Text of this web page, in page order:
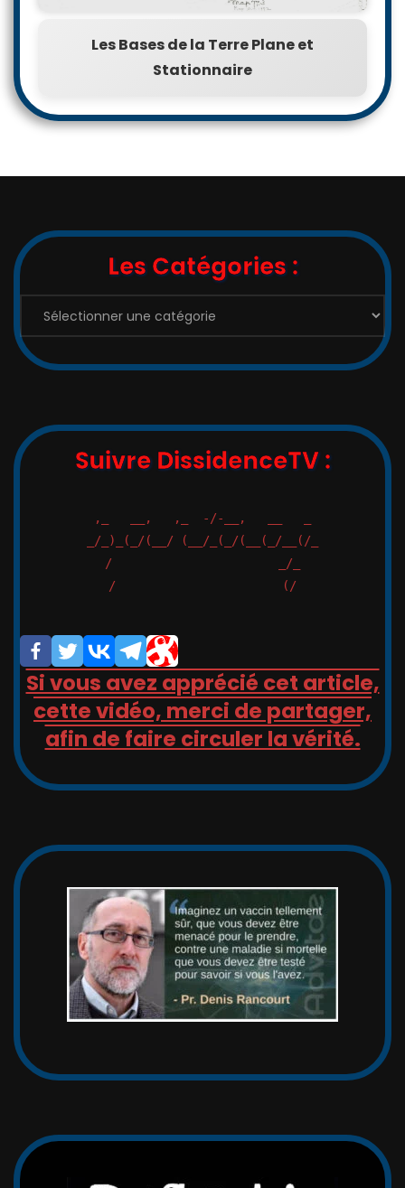
Les Bases de la Terre Plane et
Stationnaire
Les Catégories :
Suivre DissidenceTV :
,_   __,   ,_  -/-__,   __   _
_/_)_(_/(__/ (__/_(_/(__(_/__(/_
/                       _/_
/                       (/
Si vous avez apprécié cet article,
cette vidéo, merci de partager,
afin de faire circuler la vérité.